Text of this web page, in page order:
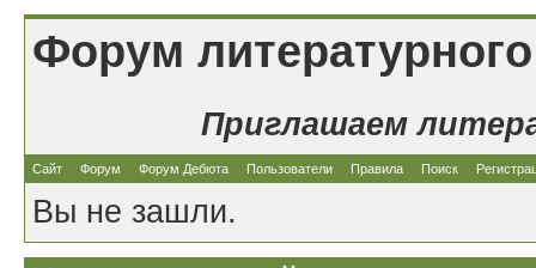
Форум
Приглашаем
Сайт Форум Форум Дебюта Пользователи Правила Поиск
Вы не зашли.